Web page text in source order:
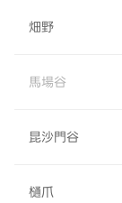
畑野
馬場谷
昆沙門谷
樋爪